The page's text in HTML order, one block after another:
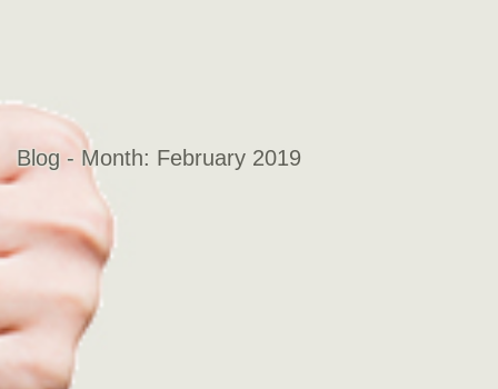
Blog - Month: February 2019